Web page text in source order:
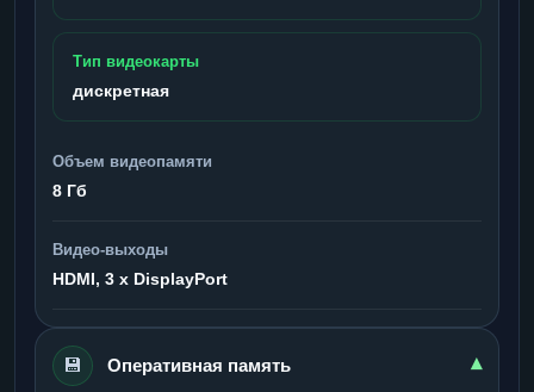
Тип видеокарты
дискретная
Объем видеопамяти
8 Гб
Видео-выходы
HDMI, 3 x DisplayPort
💾 Оперативная память ▾